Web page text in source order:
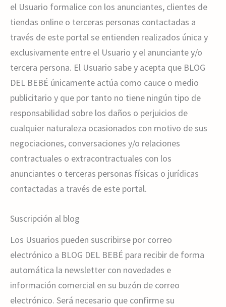
el Usuario formalice con los anunciantes, clientes de
tiendas online o terceras personas contactadas a
través de este portal se entienden realizados única y
exclusivamente entre el Usuario y el anunciante y/o
tercera persona. El Usuario sabe y acepta que BLOG
DEL BEBÉ únicamente actúa como cauce o medio
publicitario y que por tanto no tiene ningún tipo de
responsabilidad sobre los daños o perjuicios de
cualquier naturaleza ocasionados con motivo de sus
negociaciones, conversaciones y/o relaciones
contractuales o extracontractuales con los
anunciantes o terceras personas físicas o jurídicas
contactadas a través de este portal.
Suscripción al blog
Los Usuarios pueden suscribirse por correo
electrónico a BLOG DEL BEBÉ para recibir de forma
automática la newsletter con novedades e
información comercial en su buzón de correo
electrónico. Será necesario que confirme su